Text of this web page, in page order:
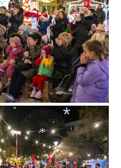
*
*
*
*